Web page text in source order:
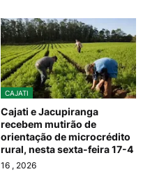
CAJATI
Cajati e Jacupiranga
recebem mutirão de
orientação de microcrédito
rural, nesta sexta-feira 17-4
16 , 2026